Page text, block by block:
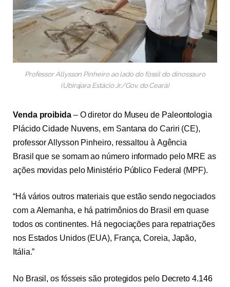
Professor Allysson Pinheiro ao lado do fóssil do dinossauro
(Ubirajara Estácio Jr./Gov. do Ceará)
Venda proibida– O diretor do Museu de Paleontologia
Plácido Cidade Nuvens, em Santana do Cariri (CE),
professor Allysson Pinheiro, ressaltou à Agência
Brasil que se somam ao número informado pelo MRE as
ações movidas pelo Ministério Público Federal (MPF).
“Há vários outros materiais que estão sendo negociados
com a Alemanha, e há patrimônios do Brasil em quase
todos os continentes. Há negociações para repatriações
nos Estados Unidos (EUA), França, Coreia, Japão,
Itália.”
No Brasil, os fósseis são protegidos pelo Decreto 4.146